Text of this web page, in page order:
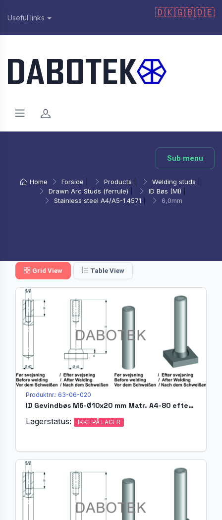
Useful links 🇩🇰🇬🇧🇩🇪
Sub menu
Home Forside Products Welding studs
Drawn Arc Studs (ferrule)
ID Bøs (MI)
Stainless steel A4/A5-1.4571
6,0mm
Grid View Table View
Produktnr.: 63-06-020
ID Gevindbøs M6-Ø10x20 mm Matr. A4-80 efter EN ISO 13918
Lagerstatus: IKKE PÅ LAGER